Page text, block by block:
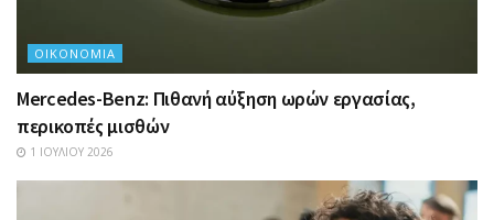
ΟΙΚΟΝΟΜΊΑ
Mercedes-Benz: Πιθανή αύξηση ωρών εργασίας,
περικοπές μισθών
1 ΙΟΥΛΊΟΥ 2026